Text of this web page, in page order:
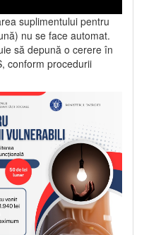
suplimentului pentru
nu se face automat.
să depună o cerere în
conform procedurii